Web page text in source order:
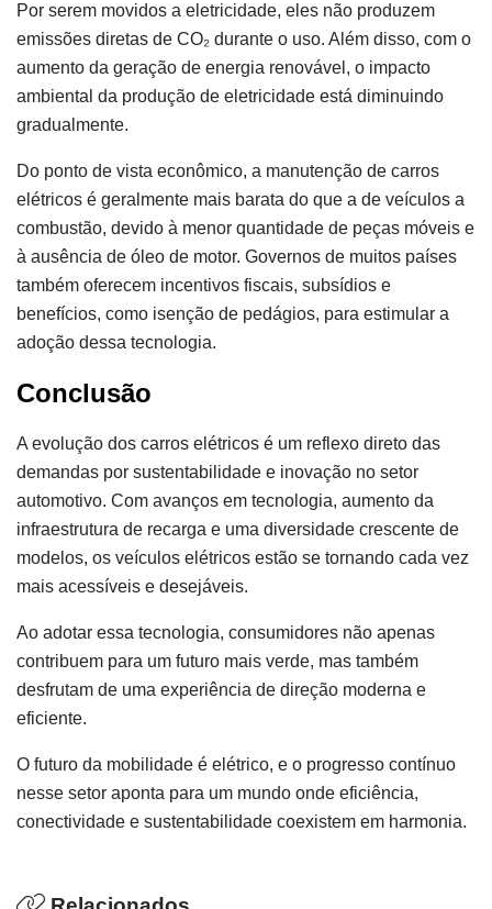
Por serem movidos a eletricidade, eles não produzem
emissões diretas de CO₂ durante o uso. Além disso, com o
aumento da geração de energia renovável, o impacto
ambiental da produção de eletricidade está diminuindo
gradualmente.
Do ponto de vista econômico, a manutenção de carros
elétricos é geralmente mais barata do que a de veículos a
combustão, devido à menor quantidade de peças móveis e
à ausência de óleo de motor. Governos de muitos países
também oferecem incentivos fiscais, subsídios e
benefícios, como isenção de pedágios, para estimular a
adoção dessa tecnologia.
Conclusão
A evolução dos carros elétricos é um reflexo direto das
demandas por sustentabilidade e inovação no setor
automotivo. Com avanços em tecnologia, aumento da
infraestrutura de recarga e uma diversidade crescente de
modelos, os veículos elétricos estão se tornando cada vez
mais acessíveis e desejáveis.
Ao adotar essa tecnologia, consumidores não apenas
contribuem para um futuro mais verde, mas também
desfrutam de uma experiência de direção moderna e
eficiente.
O futuro da mobilidade é elétrico, e o progresso contínuo
nesse setor aponta para um mundo onde eficiência,
conectividade e sustentabilidade coexistem em harmonia.